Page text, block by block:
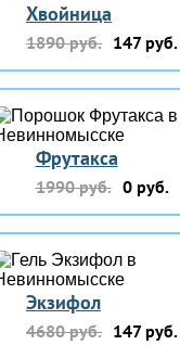
Хвойница
1890 руб. 147 руб.
Фрутакса
1990 руб. 0 руб.
Экзифол
4680 руб. 147 руб.